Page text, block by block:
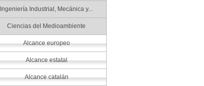
Ingeniería Industrial, Mecánica y...
Ciencias del Medioambiente
Alcance europeo
Alcance estatal
Alcance catalán